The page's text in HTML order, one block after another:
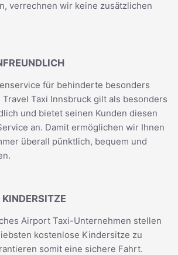
verrechnen wir keine zusätzlichen
für behinderte besonders
Taxi Innsbruck gilt als besonders
und bietet seinen Kunden diesen
an. Damit ermöglichen wir Ihnen
überall pünktlich, bequem und
Airport Taxi-Unternehmen stellen
kostenlose Kindersitze zu
somit eine sichere Fahrt.